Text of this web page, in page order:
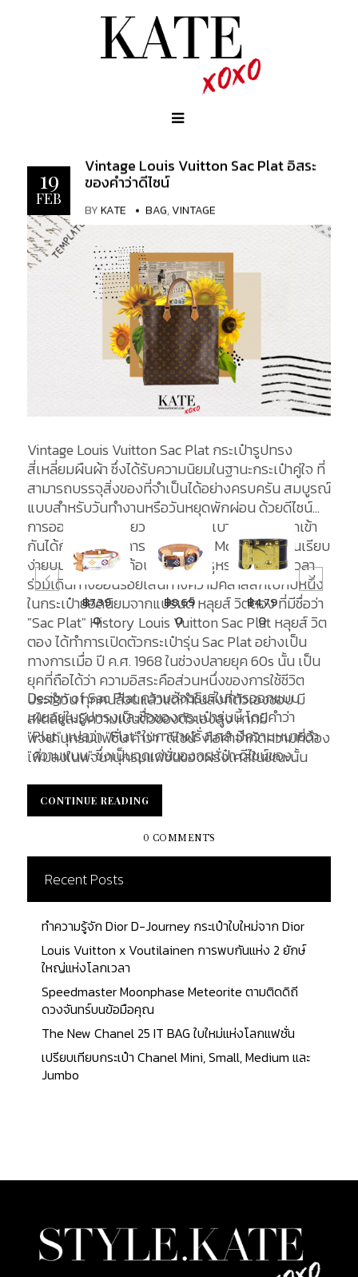
19
FEB
Vintage Louis Vuitton Sac Plat อิสระ
ของคำว่าดีไซน์
BYKATE BAG, VINTAGE
Vintage Louis Vuitton Sac Plat กระเป๋ารูปทรง
สี่เหลี่ยมผืนผ้า ซึ่งได้รับความนิยมในฐานะกระเป๋าคู่ใจ ที่
สามารถบรรจุสิ่งของที่จำเป็นได้อย่างครบครัน สมบูรณ์
แบบสำหรับวันทำงานหรือวันหยุดพักผ่อน ด้วยดีไซน์
การออกแบบที่เพรียวบาง น้ำหนักเบา และสามารถเข้า
กันได้กับทุกสไตล์การแต่งตัว ลาย Monogram อันเรียบ
ง่ายบนผืนผ้าใบสะท้อนถึงความหรูหราเหนือกาลเวลา
ร่วมเดินทางย้อนรอยเส้นทางความคลาสสิกไปกับหนึ่ง
ในกระเป๋ายอดนิยมจากแบรนด์ หลุยส์ วิตตอง ที่มีชื่อว่า
"Sac Plat" History Louis Vuitton Sac Plat หลุยส์ วิต
ตอง ได้ทำการเปิดตัวกระเป๋ารุ่น Sac Plat อย่างเป็น
ทางการเมื่อ ปี ค.ศ. 1968 ในช่วงปลายยุค 60s นั้น เป็น
ยุคที่ถือได้ว่า ความอิสระคือส่วนหนึ่งของการใช้ชีวิต
ประจำวัน ทุกคนล้วนแล้วแต่ทำในสิ่งที่ตัวเองชอบ มี
สไตล์และมีความเป็นตัวของตัวเองสูง หากมี
พจนานุกรมแฟชั่น คำว่า "ดีไซน์" คือคำจำกัดความที่ต้อง
เพิ่มลงในพจนานุกรมแฟชั่นของฝรั่งเศสในขณะนั้น
โดยช่างฝีมือมากประสบการณ์ ในยุคที่กระเป๋าต้อง
สามารถบรรจุข้าวของสำคัญได้อย่างเพียงพอ รวมถึง
เอกสารสำคัญต่าง ๆ หรือของใช้จำเป็นสำหรับการค้าง
แรม ซึ่งกระเป๋า Sac Plat ทำหน้านี้ได้เป็นอย่างดี ด้วยรูป
แบบอันเรียบง่าย และตอบสนองการใช้งานได้อย่างดี
เยี่ยม จึงไม่แปลกใจที่ กระเป๋ารุ่นนี้ ได้รับความนิยมอย่าง
฿7,39
฿7,39
0
฿8,69
0
฿4,79
0
Design of Sac Plat ความอัจฉริยะในการออกแบบ
เผยอยู่ในรูปทรงและชื่อของกระเป๋ารุ่นนี้ โดยคำว่า
"Plat" แปลว่า "Flat" ในภาษาฝรั่งเศส มีความหมายว่า
"ความแบน" ซึ่งเป็นจุดเด่นของกระเป๋า ดีไซน์ของ
สามารถใช้เป็นกระเป๋าหิ้วธรรมดาในชีวิตประจำวัน หรือใช้
เป็นกระเป๋าเก็บสัมภาระที่เก็บในกระเป๋าเดินทางอีกที
หนึ่งโดยไม่ทำให้เปลืองเนื้อที่สำหรับเก็บของ ซึ่งคุณ
สามารถดัดแปลงการใช้งานได้หลากหลาย โดยขึ้นอยู่กับ
ดีไซน์และการใช้งานของคุณ กระเป๋าถูกตัดเย็บขึ้นจาก
ผ้าใบรูปร่างสี่เหลี่ยมผืนผ้าประมาณ 2-3 ชิ้น...
CONTINUE READING
CONTINUE READING
0 COMMENTS
Recent Posts
ทำความรู้จัก Dior D-Journey กระเป๋าใบใหม่จาก Dior
Louis Vuitton x Voutilainen การพบกันแห่ง 2 ยักษ์
ใหญ่แห่งโลกเวลา
Speedmaster Moonphase Meteorite ตามติดดิถี
ดวงจันทร์บนข้อมือคุณ
The New Chanel 25 IT BAG ใบใหม่แห่งโลกแฟชั่น
เปรียบเทียบกระเป๋า Chanel Mini, Small, Medium และ
Jumbo